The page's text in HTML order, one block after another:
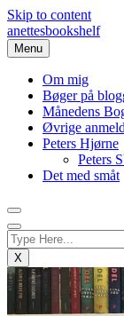
Skip to content
anettesbookshelf
Menu
Om mig
Bøger på
Månedens
Øvrige
Peters Hjørne
Peters
Det med småt
X